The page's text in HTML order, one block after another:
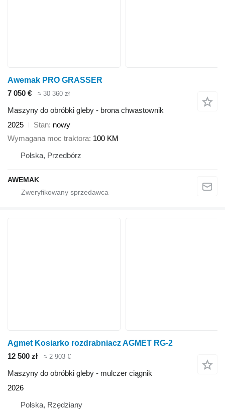
Awemak PRO GRASSER
7 050 €
≈ 30 360 zł
Maszyny do obróbki gleby - brona chwastownik
2025
Stan nowy
Wymagana moc traktora 100 KM
Polska, Przedbórz
AWEMAK
Agmet Kosiarko rozdrabniacz AGMET RG-2
12 500 zł
≈ 2 903 €
Maszyny do obróbki gleby - mulczer ciągnik
2026
Polska, Rzędziany